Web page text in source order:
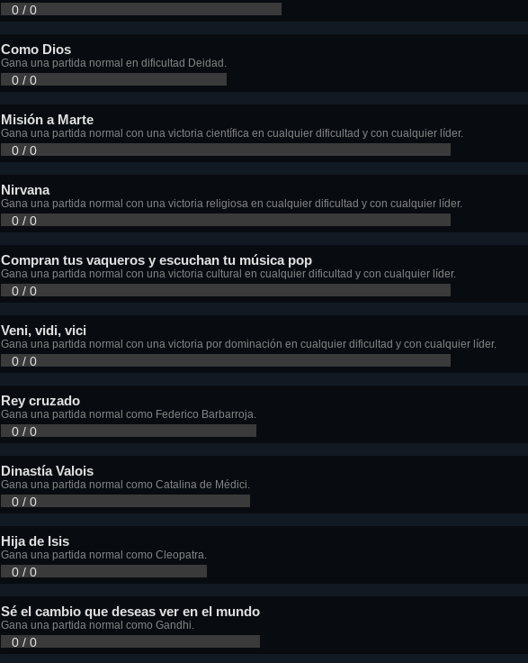
0 / 0
Como Dios
Gana una partida normal en dificultad Deidad.
0 / 0
Misión a Marte
Gana una partida normal con una victoria científica en cualquier dificultad y con cualquier líder.
0 / 0
Nirvana
Gana una partida normal con una victoria religiosa en cualquier dificultad y con cualquier líder.
0 / 0
Compran tus vaqueros y escuchan tu música pop
Gana una partida normal con una victoria cultural en cualquier dificultad y con cualquier líder.
0 / 0
Veni, vidi, vici
Gana una partida normal con una victoria por dominación en cualquier dificultad y con cualquier líder.
0 / 0
Rey cruzado
Gana una partida normal como Federico Barbarroja.
0 / 0
Dinastía Valois
Gana una partida normal como Catalina de Médici.
0 / 0
Hija de Isis
Gana una partida normal como Cleopatra.
0 / 0
Sé el cambio que deseas ver en el mundo
Gana una partida normal como Gandhi.
0 / 0